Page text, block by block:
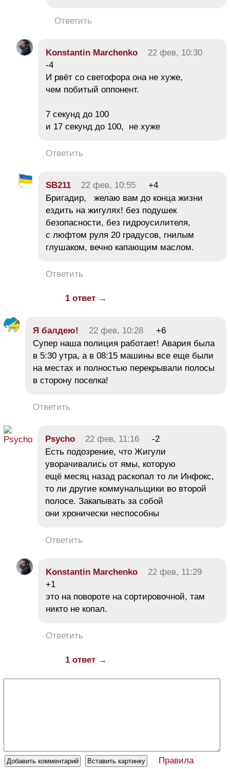
Ответить
Konstantin Marchenko
22 фев, 10:30
-4
И рвёт со светофора она не хуже,
чем побитый оппонент.
7 секунд до 100
и 17 секунд до 100, не хуже
Ответить
SB211 22 фев, 10:55
+4
Бригадир, желаю вам до конца жизни
ездить на жигулях! без подушек
безопасности, без гидроусилителя,
с люфтом руля 20 градусов, гнилым
глушаком, вечно капающим маслом.
Ответить
1 ответ →
Я балдею! 22 фев, 10:28
+6
Супер наша полиция работает! Авария была
в 5:30 утра, а в 08:15 машины все еще были
на местах и полностью перекрывали полосы
в сторону поселка!
Ответить
Psycho 22 фев, 11:16
-2
Есть подозрение, что Жигули
уворачивались от ямы, которую
ещё месяц назад раскопал то ли Инфокс,
то ли другие коммунальщики во второй
полосе. Закапывать за собой
они хронически неспособны
Ответить
Konstantin Marchenko
22 фев, 11:29
+1
это на повороте на сортировочной, там
никто не копал.
Ответить
1 ответ →
Правила